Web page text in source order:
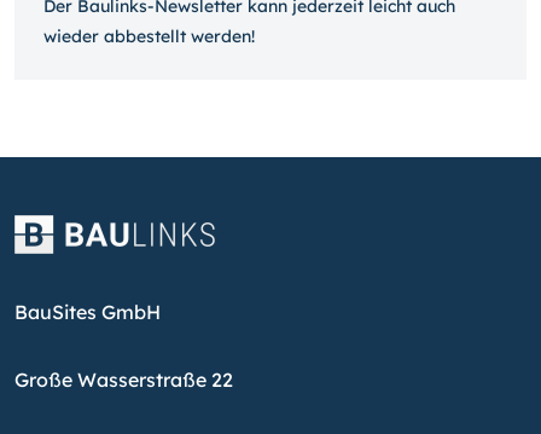
Der Baulinks-Newsletter kann jeder­zeit leicht auch
wieder ab­bestellt werden!
BauSites GmbH
Große Wasserstraße 22